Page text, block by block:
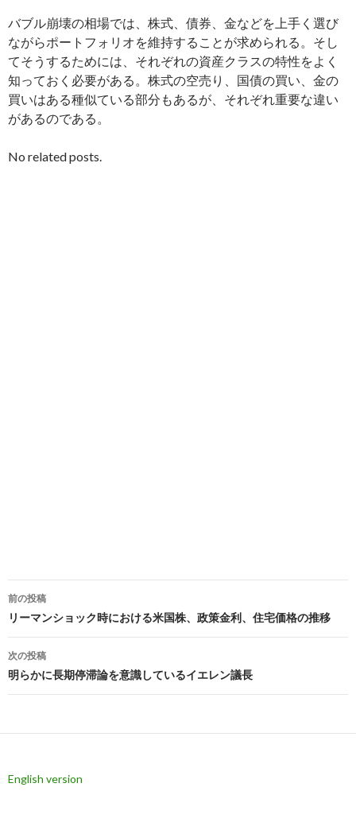
バブル崩壊の相場では、株式、債券、金などを上手く選び
ながらポートフォリオを維持することが求められる。そし
てそうするためには、それぞれの資産クラスの特性をよく
知っておく必要がある。株式の空売り、国債の買い、金の
買いはある種似ている部分もあるが、それぞれ重要な違い
があるのである。
No related posts.
投
稿
ナ
ビ
ゲ
ー
ョ
前の投稿
リーマンショック時における米国株、政策金利、住宅価格の推移
次の投稿
明らかに長期停滞論を意識しているイエレン議長
English version